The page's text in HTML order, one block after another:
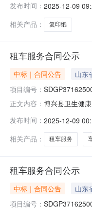
滨州市博兴县
要标的
发布时间： 2025-12-09
相关产品：
复印纸
租车服务合同公示
中标｜合同公告 山东
项目编号：
正文内容： 博兴县卫生健
山东省滨州市
发布时间： 2025-12-09
相关产品：
租车服务
租车服务合同公示
中标｜合同公告 山东
项目编号：